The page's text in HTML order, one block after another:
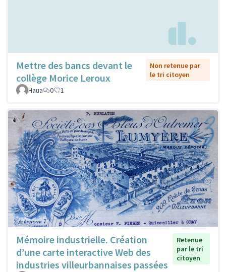
Mettre des bancs devant le
collège Morice Leroux
Non retenue par
le tri citoyen
Haua
0 1
Mémoire industrielle. Création
d’une carte interactive Web des
industries villeurbannaises passées
Retenue
par le tri
citoyen